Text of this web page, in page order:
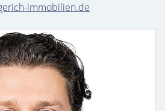
immobilien.de